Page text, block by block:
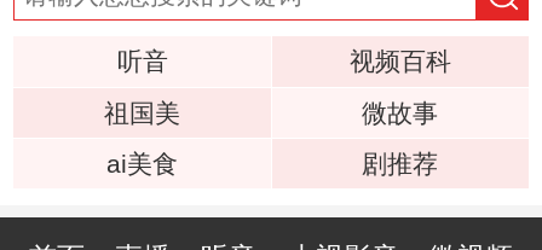
听音
视频百科
祖国美
微故事
ai美食
剧推荐